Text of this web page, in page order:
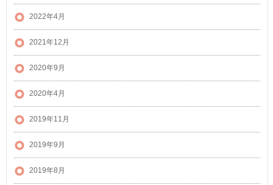
2022年4月
2021年12月
2020年9月
2020年4月
2019年11月
2019年9月
2019年8月